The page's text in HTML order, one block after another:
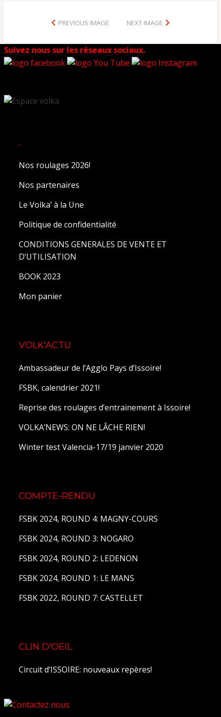
PREVIOUS IMAGE NEXT IMAGE
Suivez nous sur les réseaux sociaux.
.
Nos roulages 2026!
Nos partenaires
Le Volka’ à la Une
Politique de confidentialité
CONDITIONS GENERALES DE VENTE ET
D’UTILISATION
BOOK 2023
Mon panier
VOLK'ACTU
Ambassadeur de l’Agglo Pays d’Issoire!
FSBK, calendrier 2021!
Reprise des roulages d’entrainement à Issoire!
VOLKA’NEWS: ON NE LÂCHE RIEN!
Winter test Valencia-17/19 janvier 2020
COMPTE-RENDU
FSBK 2024, ROUND 4: MAGNY-COURS
FSBK 2024, ROUND 3: NOGARO
FSBK 2024, ROUND 2: LEDENON
FSBK 2024, ROUND 1: LE MANS
FSBK 2022, ROUND 7: CASTELLET
CLIN D'OEIL
Circuit d’ISSOIRE: nouveaux repères!